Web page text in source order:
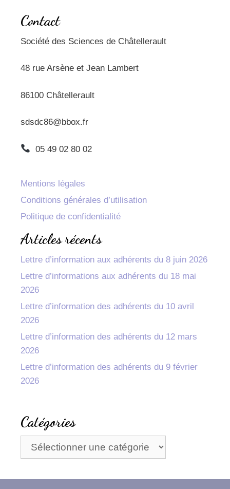
Contact
Société des Sciences de Châtellerault
48 rue Arsène et Jean Lambert
86100 Châtellerault
sdsdc86@bbox.fr
05 49 02 80 02
Mentions légales
Conditions générales d’utilisation
Politique de confidentialité
Articles récents
Lettre d’information aux adhérents du 8 juin 2026
Lettre d’informations aux adhérents du 18 mai
2026
Lettre d’information des adhérents du 10 avril
2026
Lettre d’information des adhérents du 12 mars
2026
Lettre d’information des adhérents du 9 février
2026
Catégories
Catégories